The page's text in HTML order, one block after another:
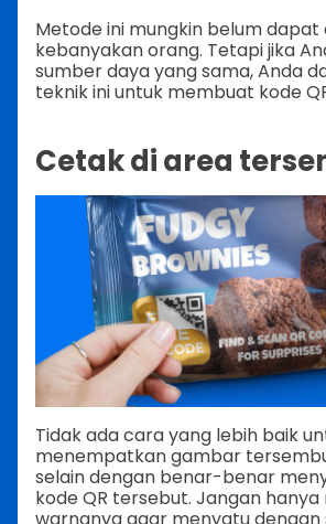
Metode ini mungkin belum dapat
kebanyakan orang. Tetapi jika
sumber daya yang sama, Anda
teknik ini untuk membuat kode
Cetak di area
Tidak ada cara yang lebih baik
menempatkan gambar
selain dengan benar-benar
kode QR tersebut. Jangan